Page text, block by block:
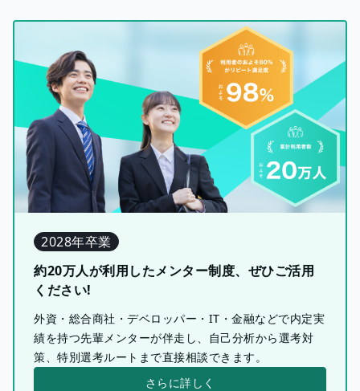
2028年卒業
約20万人が利用したメンター制度、ぜひご活用
ください!
外資・総合商社・デベロッパー・IT・金融などで内定実
績を持つ先輩メンターが伴走し、自己分析から選考対
策、特別選考ルートまで直接相談できます。
さらに詳しく